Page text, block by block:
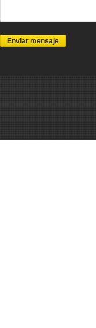
Enviar mensaje